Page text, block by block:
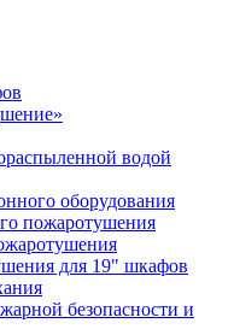
водой
оборудования
пожаротушения
для 19" шкафов
безопасности и